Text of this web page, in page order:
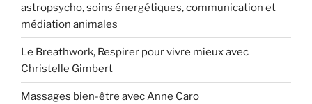
astropsycho, soins énergétiques, communication et
médiation animales
Le Breathwork, Respirer pour vivre mieux avec
Christelle Gimbert
Massages bien-être avec Anne Caro